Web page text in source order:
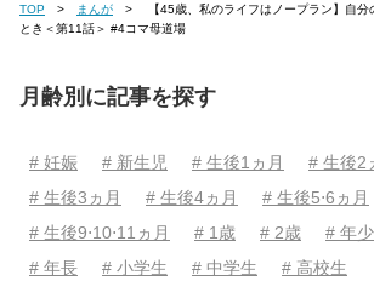
TOP まんが
とき＜第11話＞ #4コマ母道場
月齢別に記事を探す
# 妊娠 # 新生児 # 生後1ヵ月
# 生後2
# 生後3ヵ月
# 生後4ヵ月 # 生後5⋅6ヵ月
# 生後9⋅10⋅11ヵ月
# 1歳 # 2歳 # 年少
# 年長
# 小学生 # 中学生 # 高校生